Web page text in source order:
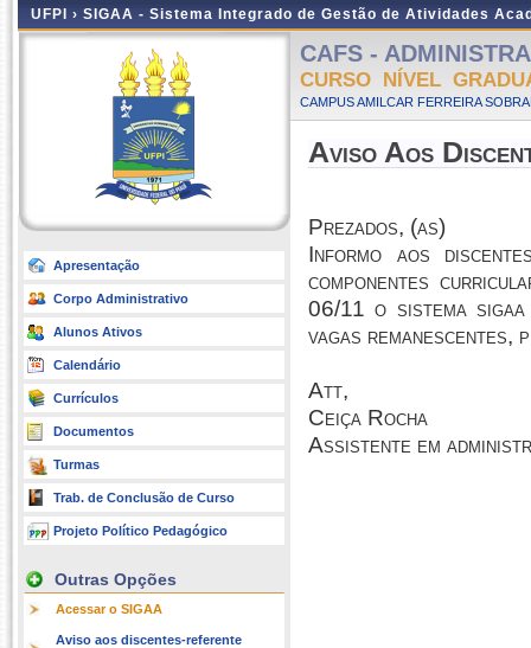
UFPI › SIGAA - Sistema Integrado de Gestão de Atividades
Apresentação
Corpo Administrativo
Alunos Ativos
Calendário
Currículos
Documentos
Turmas
Trab. de Conclusão de Curso
Projeto Político Pedagógico
Outras Opções
Acessar o SIGAA
Aviso aos discentes-referente
CAFS -
CURSO NÍVEL
CAMPUS AMILCAR FERREIRA
Aviso Aos
Prezados, (as)
Informo aos
componentes
06/11 o sistema
vagas remanescentes,
Att,
Ceiça Rocha
Assistente em